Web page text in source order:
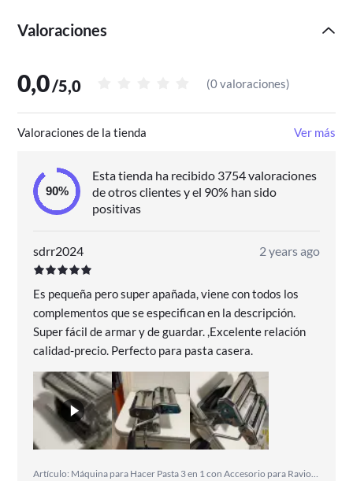
Nivel de ruido (alta
velocidad)
Nivel de ruido (baja
velocidad)
47 dB
Valoraciones
0,0/5,0 (0 valoraciones)
Valoraciones de la tienda Ver más
Esta tienda ha recibido 3754 valoraciones
de otros clientes y el 90% han sido
positivas
sdrr2024 2 years ago
Es pequeña pero super apañada, viene con todos los
complementos que se especifican en la descripción.
Super fácil de armar y de guardar. ,Excelente relación
calidad-precio. Perfecto para pasta casera.
Artículo: Máquina para Hacer Pasta 3 en 1 con Accesorio para Raviolis